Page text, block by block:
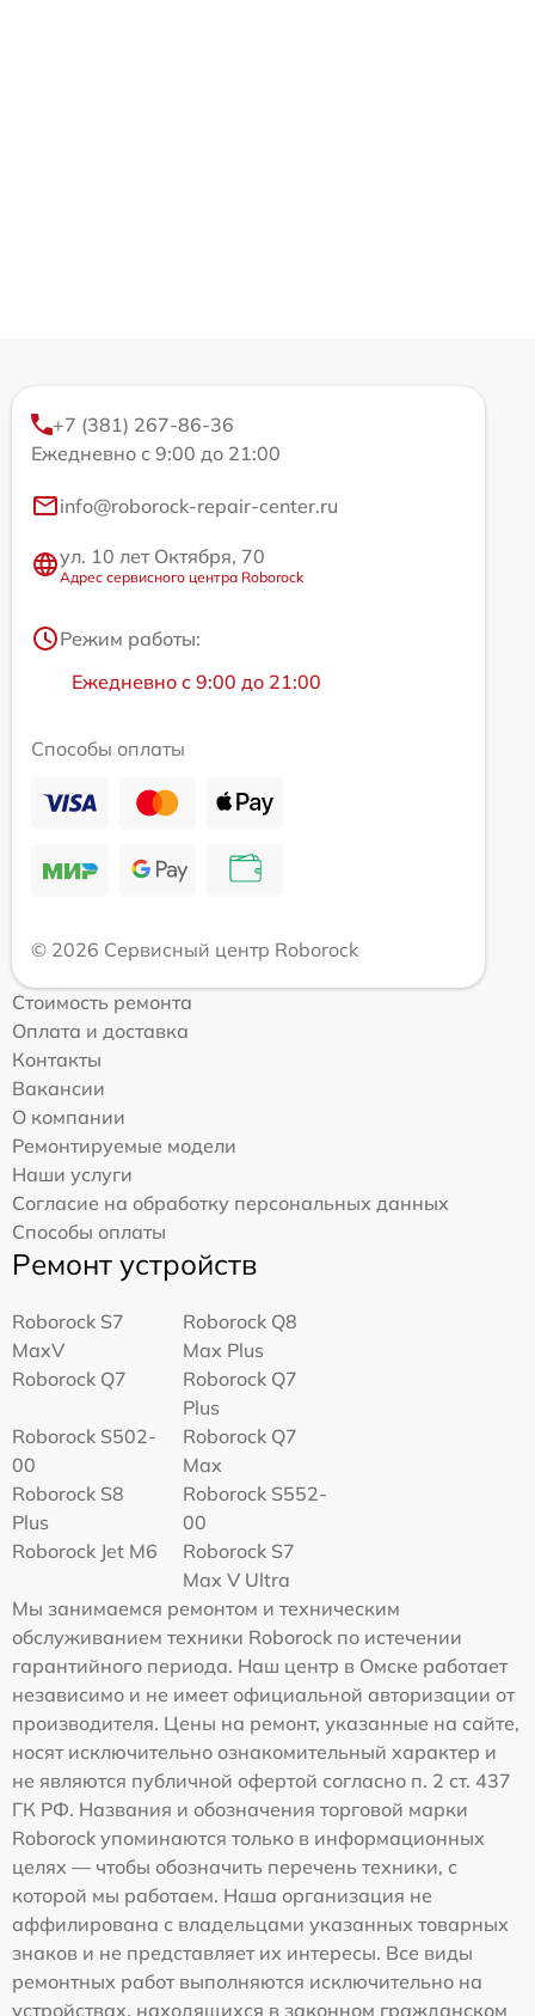
+7 (381) 267-86-36
Ежедневно с 9:00 до 21:00
info@roborock-repair-center.ru
ул. 10 лет Октября, 70
Адрес сервисного центра Roborock
Режим работы:
Ежедневно с 9:00 до 21:00
Способы оплаты
© 2026 Сервисный центр Roborock
Стоимость ремонта
Оплата и доставка
Контакты
Вакансии
О компании
Ремонтируемые модели
Наши услуги
Согласие на обработку персональных данных
Способы оплаты
Ремонт устройств
Roborock S7
MaxV
Roborock Q8
Max Plus
Roborock Q7
Roborock Q7
Plus
Roborock S502-
00
Roborock Q7
Max
Roborock S8
Plus
Roborock S552-
00
Roborock Jet M6
Roborock S7
Max V Ultra
Мы занимаемся ремонтом и техническим
обслуживанием техники Roborock по истечении
гарантийного периода. Наш центр в Омске работает
независимо и не имеет официальной авторизации от
производителя. Цены на ремонт, указанные на сайте,
носят исключительно ознакомительный характер и
не являются публичной офертой согласно п. 2 ст. 437
ГК РФ. Названия и обозначения торговой марки
Roborock упоминаются только в информационных
целях — чтобы обозначить перечень техники, с
которой мы работаем. Наша организация не
аффилирована с владельцами указанных товарных
знаков и не представляет их интересы. Все виды
ремонтных работ выполняются исключительно на
устройствах, находящихся в законном гражданском